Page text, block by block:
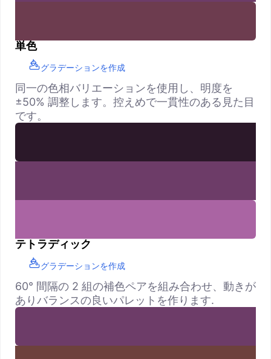
単色
グラデーションを作成
同一の色相バリエーションを使用し、明度を
±50% 調整します。控えめで一貫性のある見た目
です。
テトラディック
グラデーションを作成
60° 間隔の 2 組の補色ペアを組み合わせ、動きが
ありバランスの良いパレットを作ります.